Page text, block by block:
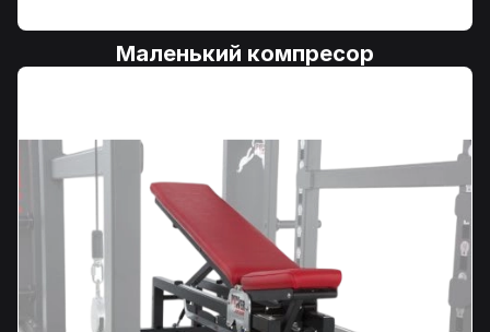
Маленький компресор